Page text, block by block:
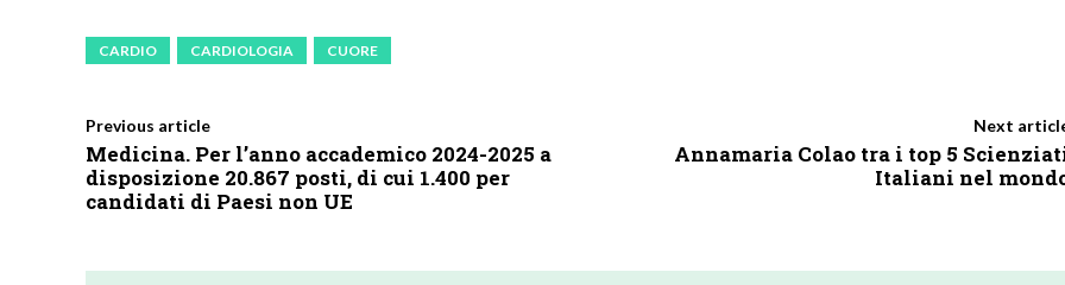
CARDIO CARDIOLOGIA CUORE
Previous article
Medicina. Per l’anno accademico 2024-2025 a
disposizione 20.867 posti, di cui 1.400 per
candidati di Paesi non UE
Next
Annamaria Colao tra i top 5
Italiani nel